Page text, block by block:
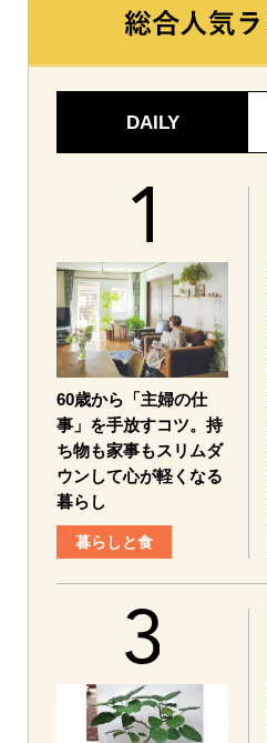
DAILY
60歳から「主婦の仕
事」を手放すコツ。持
ち物も家事もスリムダ
ウンして心が軽くなる
暮らし
暮らしと食